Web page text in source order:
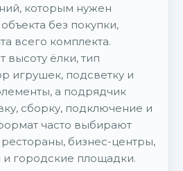
которым нужен
без покупки,
всего комплекта.
высоту ёлки, тип
игрушек, подсветку и
а подрядчик
сборку, подключение и
часто выбирают
бизнес-центры,
городские площадки.